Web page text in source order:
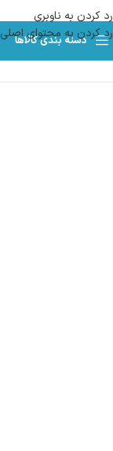
رد کردن به ناوبری
رد کردن به محتوای اصلی
دسته بندی کالاها